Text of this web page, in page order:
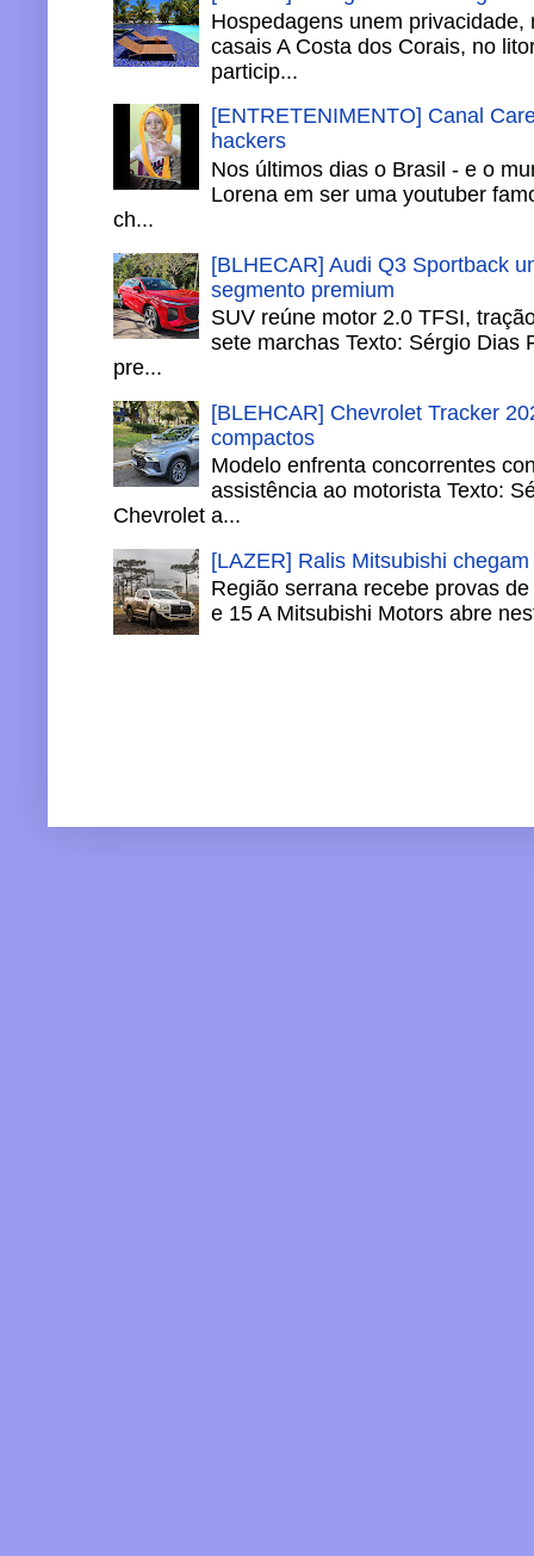
Hospedagens unem
casais A Costa dos Corais, no
particip...
[ENTRETENIMENTO] Canal
hackers
Nos últimos dias o Brasil - e o
Lorena em ser uma youtuber
ch...
[BLHECAR] Audi Q3 Sportback
segmento premium
SUV reúne motor 2.0 TFSI,
sete marchas Texto: Sérgio Dias
pre...
[BLEHCAR] Chevrolet Tracker
compactos
Modelo enfrenta concorrentes
assistência ao motorista Texto:
Chevrolet a...
[LAZER] Ralis Mitsubishi
Região serrana recebe provas
e 15 A Mitsubishi Motors abre